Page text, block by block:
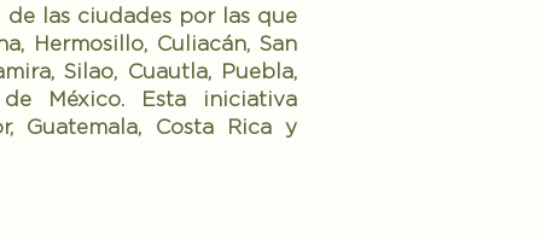
las ciudades por las que
Hermosillo, Culiacán, San
Silao, Cuautla, Puebla,
México. Esta iniciativa
Guatemala, Costa Rica y